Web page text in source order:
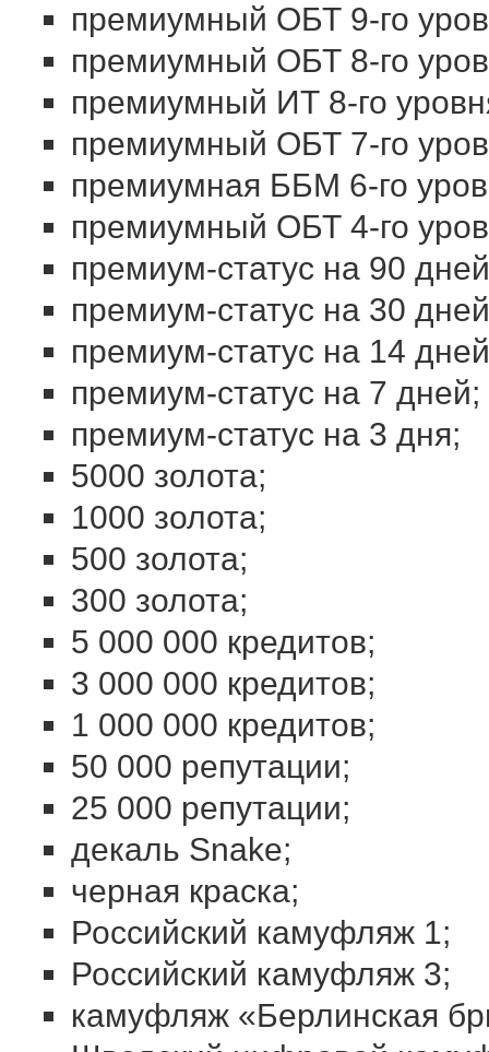
премиумный ОБТ 9-го
премиумный ОБТ 8-го
премиумный ИТ 8-го
премиумный ОБТ 7-го
премиумная ББМ 6-го
премиумный ОБТ 4-го
премиум-статус на 90
премиум-статус на 30
премиум-статус на 14
премиум-статус на 7 дней;
премиум-статус на 3 дня;
5000 золота;
1000 золота;
500 золота;
300 золота;
5 000 000 кредитов;
3 000 000 кредитов;
1 000 000 кредитов;
50 000 репутации;
25 000 репутации;
декаль Snake;
черная краска;
Российский камуфляж 1;
Российский камуфляж 3;
камуфляж «Берлинская